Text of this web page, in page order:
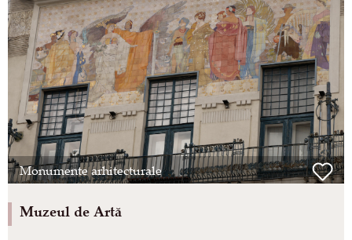
Monumente arhitecturale
Muzeul de Artă